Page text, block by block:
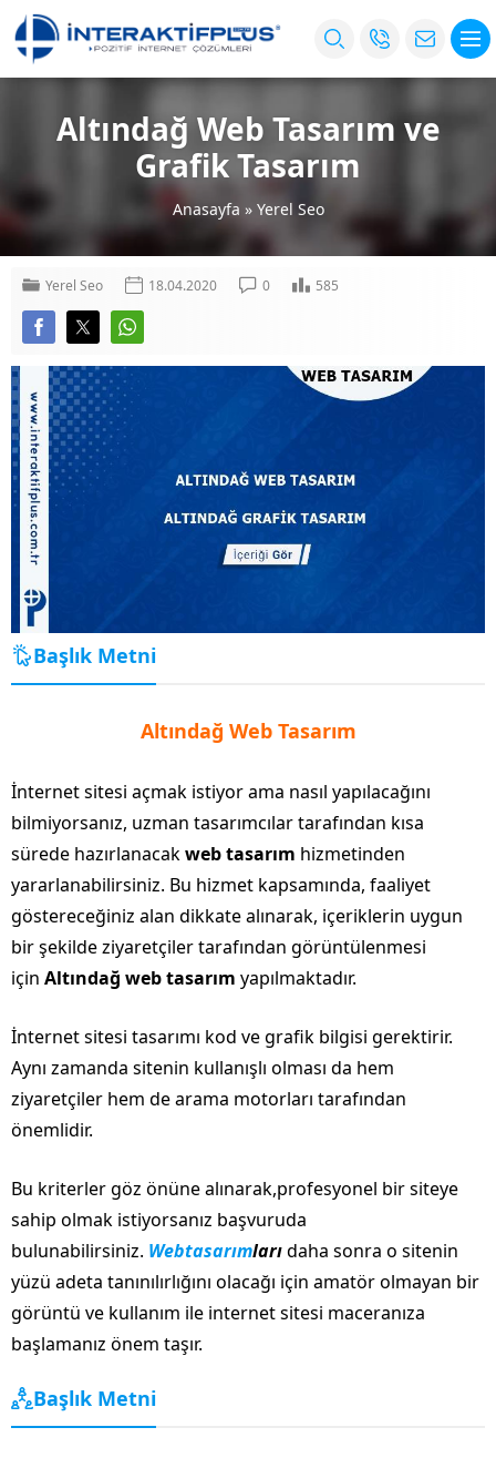
Altındağ Web Tasarım ve
Grafik Tasarım
Anasayfa » Yerel Seo
Yerel Seo 18.04.2020 0 585
Başlık Metni
Altındağ Web Tasarım
İnternet sitesi açmak istiyor ama nasıl yapılacağını
bilmiyorsanız, uzman tasarımcılar tarafından kısa
sürede hazırlanacakweb tasarım hizmetinden
yararlanabilirsiniz. Bu hizmet kapsamında, faaliyet
göstereceğiniz alan dikkate alınarak, içeriklerin uygun
bir şekilde ziyaretçiler tarafından görüntülenmesi
için Altındağ web tasarım yapılmaktadır.
İnternet sitesi tasarımı kod ve grafik bilgisi gerektirir.
Aynı zamanda sitenin kullanışlı olması da hem
ziyaretçiler hem de arama motorları tarafından
önemlidir.
Bu kriterler göz önüne alınarak,profesyonel bir siteye
sahip olmak istiyorsanız başvuruda
bulunabilirsiniz. Webtasarımlarıdaha sonra o sitenin
yüzü adeta tanınılırlığını olacağı için amatör olmayan bir
görüntü ve kullanım ile internet sitesi maceranıza
başlamanız önem taşır.
Başlık Metni